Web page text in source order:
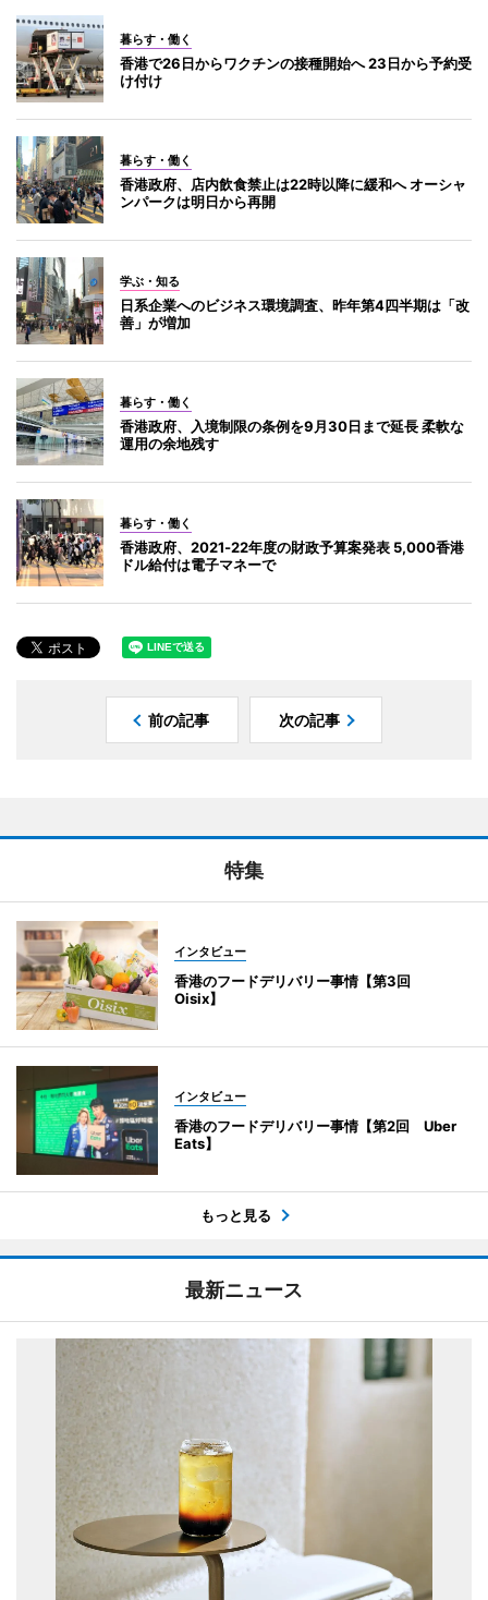
暮らす・働く
香港で26日からワクチンの接種開始へ 23日から予約受
け付け
暮らす・働く
香港政府、店内飲食禁止は22時以降に緩和へ オーシャ
ンパークは明日から再開
学ぶ・知る
日系企業へのビジネス環境調査、昨年第4四半期は「改
善」が増加
暮らす・働く
香港政府、入境制限の条例を9月30日まで延長 柔軟な
運用の余地残す
暮らす・働く
香港政府、2021‐22年度の財政予算案発表 5,000香港
ドル給付は電子マネーで
前の記事 次の記事
特集
インタビュー
香港のフードデリバリー事情【第3回
Oisix】
インタビュー
香港のフードデリバリー事情【第2回 Uber
Eats】
もっと見る
最新ニュース